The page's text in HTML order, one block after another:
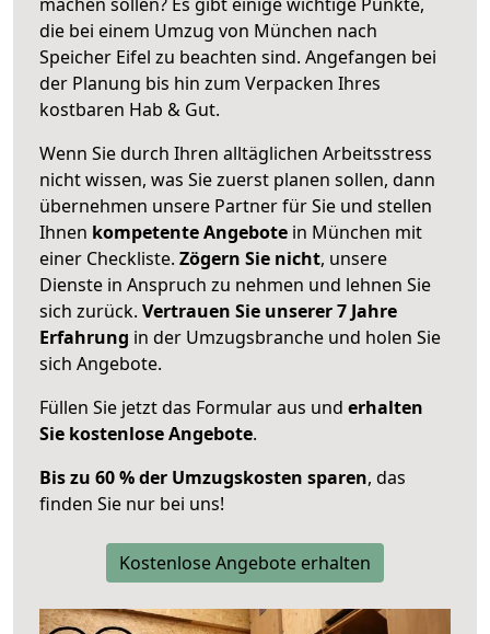
die bei einem Umzug von München nach
Speicher Eifel zu beachten sind. Angefangen bei
der Planung bis hin zum Verpacken Ihres
kostbaren Hab & Gut.
Wenn Sie durch Ihren alltäglichen Arbeitsstress
nicht wissen, was Sie zuerst planen sollen, dann
übernehmen unsere Partner für Sie und stellen
Ihnen kompetente Angebote in München mit
einer Checkliste. Zögern Sie nicht, unsere
Dienste in Anspruch zu nehmen und lehnen Sie
sich zurück. Vertrauen Sie unserer 7 Jahre
Erfahrung in der Umzugsbranche und holen Sie
sich Angebote.
Füllen Sie jetzt das Formular aus und erhalten
Sie kostenlose Angebote.
Bis zu 60 % der Umzugskosten sparen, das
finden Sie nur bei uns!
Kostenlose Angebote erhalten